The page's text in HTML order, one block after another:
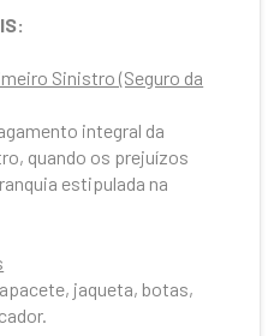
Sinistro (Seguro da
integral da
quando os prejuízos
estipulada na
jaqueta, botas,